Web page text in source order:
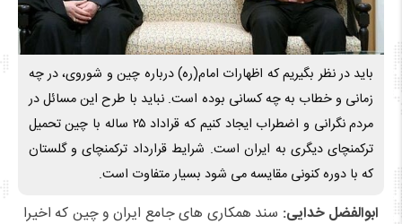
باید در نظر بگیریم که اظهارات امام(ره) درباره چین و شوروی، در چه
زمانی و خطاب به چه کسانی بوده است. نباید با طرح این مسائل در
مردم نگرانی و اضطراب ایجاد کنیم که قراداد ۲۵ ساله با چین تحمیل
ترکمنچای دیگری به ایران است. شرایط قرارداد ترکمنچای و گلستان
که با دوره کنونی مقایسه می شود بسیار متفاوت است.
ابوالفضل خدایی: سند همکاری های جامع ایران و چین که اخیرا